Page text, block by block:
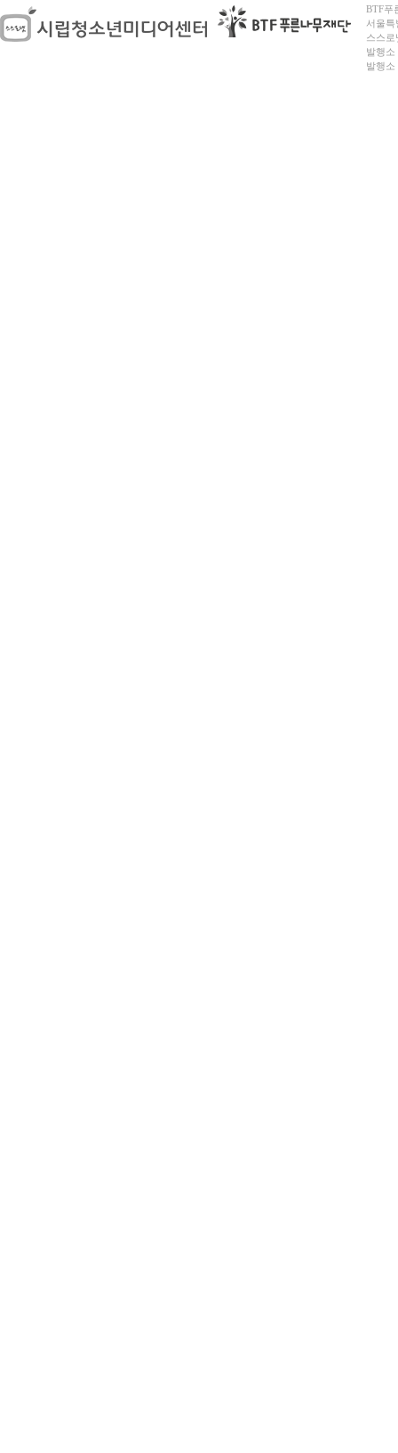
BTF푸
서울
스스로
발행소
발행소